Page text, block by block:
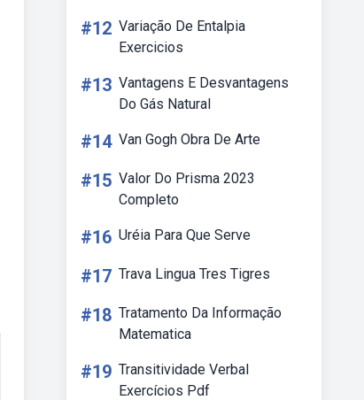
#12 Variação De Entalpia
Exercicios
#13 Vantagens E Desvantagens
Do Gás Natural
#14 Van Gogh Obra De Arte
#15 Valor Do Prisma 2023
Completo
#16 Uréia Para Que Serve
#17 Trava Lingua Tres Tigres
#18 Tratamento Da Informação
Matematica
#19 Transitividade Verbal
Exercícios Pdf